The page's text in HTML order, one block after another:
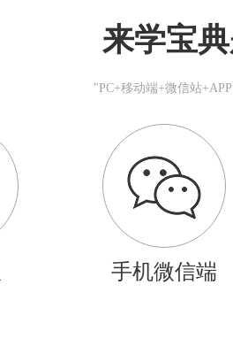
来学宝
"PC+移动端+微信站
手机微信端